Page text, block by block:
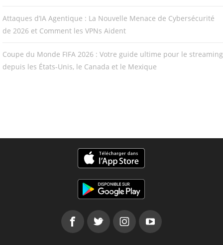
Attaques d’IA Agentique : La Nouvelle Menace de Cybersécurité
de 2026 et Comment les VPNs Aident
Coupe du Monde FIFA 2026 : Votre guide ultime pour le streaming
depuis les États-Unis, le Canada et le Mexique